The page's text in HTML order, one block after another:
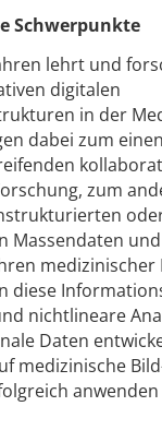
Schwerpunkte
lehrt und
digitalen
in der
dabei zum
zum
Massendaten
medizinischer
diese
nichtlineare
Daten
medizinische